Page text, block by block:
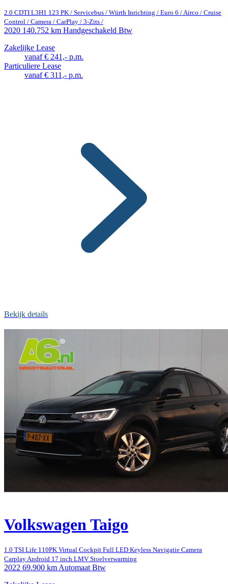
2.0 CDTI L3H1 123 PK / Servicebus / Würth Inrichting / Euro 6 / Airco / Cruise
Control / Camera / CarPlay / 3-Zits /
2020 140.752 km Handgeschakeld Btw
Zakelijke Lease
vanaf € 241,- p.m.
Particuliere Lease
vanaf € 311,- p.m.
Bekijk details
Volkswagen Taigo
1.0 TSI Life 110PK Virtual Cockpit Full LED Keyless Navigatie Camera
Carplay Android 17 inch LMV Stoelverwarming
2022 69.900 km Automaat Btw